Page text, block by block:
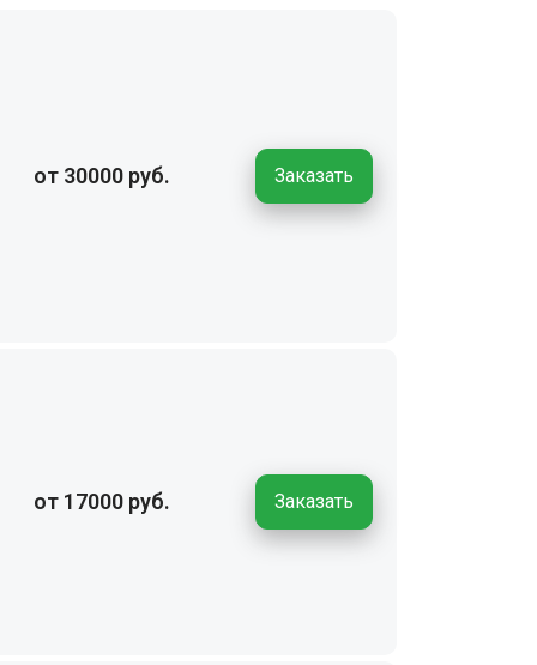
от 30000 руб. Заказать
от 17000 руб. Заказать